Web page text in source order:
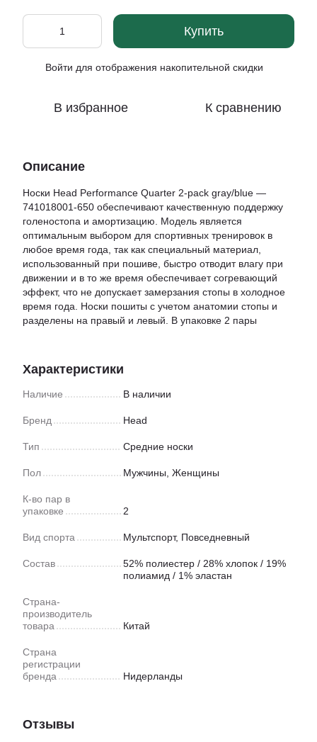
Купить
Войти для отображения накопительной скидки
В избранное К сравнению
Описание
Носки Head Performance Quarter 2-pack gray/blue —
741018001-650 обеспечивают качественную поддержку
голеностопа и амортизацию. Модель является
оптимальным выбором для спортивных тренировок в
любое время года, так как специальный материал,
использованный при пошиве, быстро отводит влагу при
движении и в то же время обеспечивает согревающий
эффект, что не допускает замерзания стопы в холодное
время года. Носки пошиты с учетом анатомии стопы и
разделены на правый и левый. В упаковке 2 пары
Характеристики
Наличие В наличии
Бренд Head
Тип Средние носки
Пол Мужчины, Женщины
К-во пар в
упаковке
2
Вид спорта Мультспорт, Повседневный
Состав
52% полиестер / 28% хлопок / 19%
полиамид / 1% эластан
Страна-
производитель
товара
Китай
Страна
регистрации
бренда
Нидерланды
Отзывы